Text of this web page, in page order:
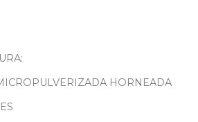
HORNEADA